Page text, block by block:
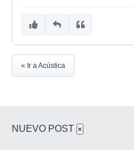
« Ir a Acústica
NUEVO POST ×